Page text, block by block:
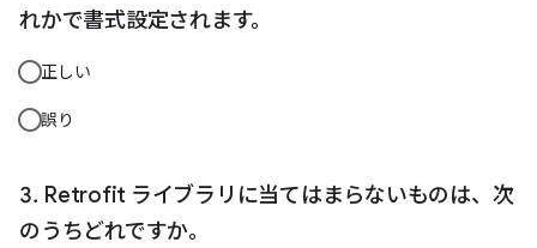
れかで書式設定されます。
正しい
誤り
Retrofit ライブラリに当てはまらないものは、次
のうちどれですか。